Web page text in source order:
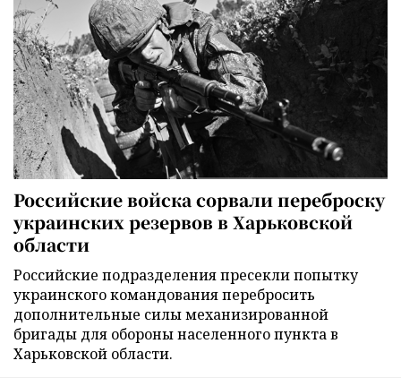
Российские войска сорвали переброску
украинских резервов в Харьковской
области
Российские подразделения пресекли попытку
украинского командования перебросить
дополнительные силы механизированной
бригады для обороны населенного пункта в
Харьковской области.